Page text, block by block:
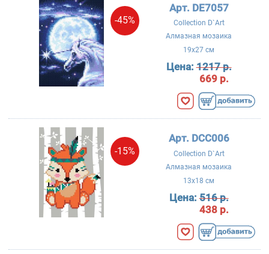
-45%
Арт. DE7057
Collection D`Art
Алмазная мозаика
19x27 см
Цена:1217 р.
669 р.
-15%
Арт. DCC006
Collection D`Art
Алмазная мозаика
13x18 см
Цена:516 р.
438 р.